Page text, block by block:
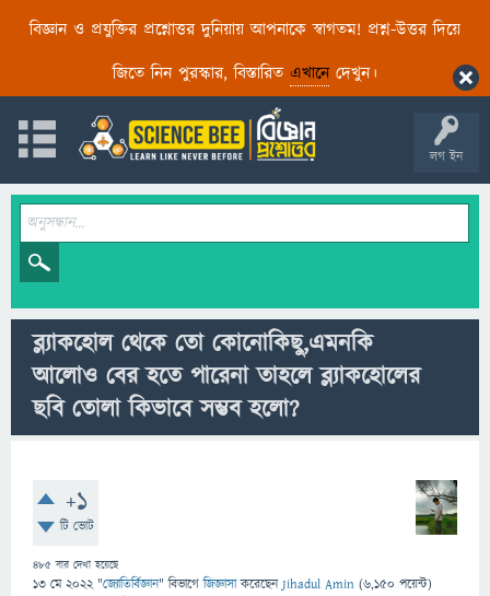
বিজ্ঞান ও প্রযুক্তির প্রশ্নোত্তর দুনিয়ায় আপনাকে স্বাগতম! প্রশ্ন-উত্তর দিয়ে
জিতে নিন পুরস্কার, বিস্তারিত এখানেদেখুন।
লগ ইন
ব্ল্যাকহোল থেকে তো কোনোকিছু,এমনকি
আলোও বের হতে পারেনা তাহলে ব্ল্যাকহোলের
ছবি তোলা কিভাবে সম্ভব হলো?
+1
টি ভোট
485 বার দেখা হয়েছে
13 মে 2022 "জ্যোতির্বিজ্ঞান" বিভাগে জিজ্ঞাসাকরেছেনJihadul Amin (6,150 পয়েন্ট)